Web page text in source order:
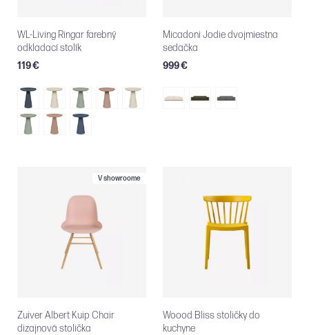
WL-Living Ringar farebný
odkladací stolík
119 €
Micadoni Jodie dvojmiestna
sedačka
999 €
V showroome
Zuiver Albert Kuip Chair
dizajnová stolička
Woood Bliss stoličky do
kuchyne